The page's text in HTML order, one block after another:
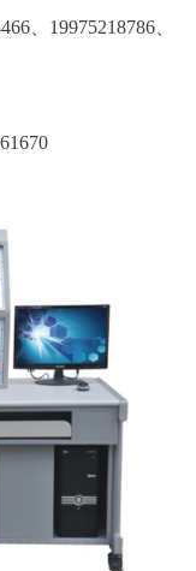
、19975218786